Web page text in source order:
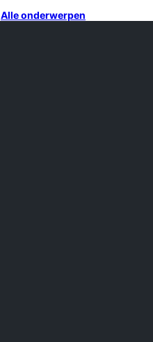
Alle onderwerpen